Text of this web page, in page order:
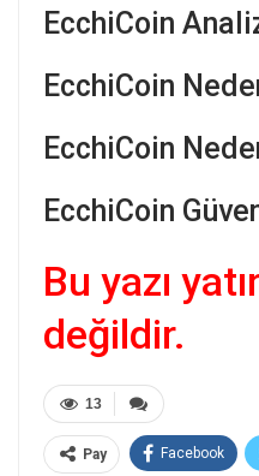
EcchiCoin
EcchiCoin
EcchiCoin
EcchiCoin
Bu yazı
değildir.
13
Pay Facebook